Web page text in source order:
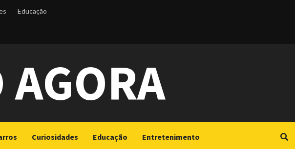
Educação
AGORA
Curiosidades Educação Entretenimento